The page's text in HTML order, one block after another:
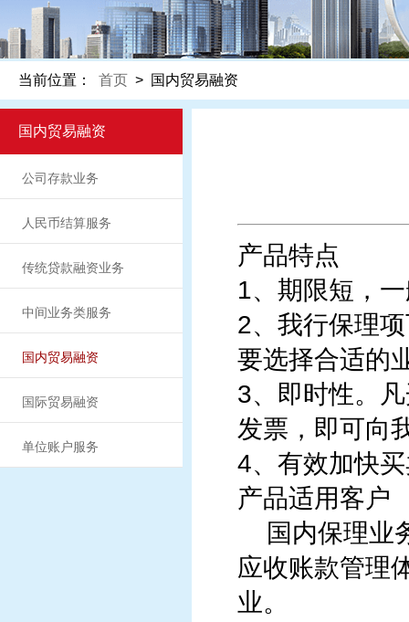
当前位置： 首页 > 国内贸易融资
国内贸易融资
公司存款业务
人民币结算服务
传统贷款融资业务
中间业务类服务
国内贸易融资
国际贸易融资
单位账户服务
产品特点
1、期限短，
2、我行保理
要选择合适的
3、即时性。
发票，即可向
4、有效加快
产品适用客户
国内保理业
应收账款管理
业。